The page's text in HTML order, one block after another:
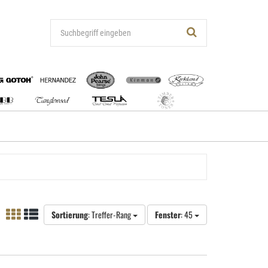
Sortierung: Treffer-Rang Fenster: 45